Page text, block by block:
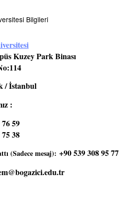
Bilgileri
Kuzey Park Binası
/ İstanbul
:
59
38
(Sadece mesaj): +90 539 308 95 77